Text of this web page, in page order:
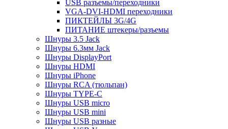
USB разъемы/переходники
VGA-DVI-HDMI переходники
ПИКТЕЙЛЫ 3G/4G
ПИТАНИЕ штекеры/разъемы
Шнуры 3.5 Jack
Шнуры 6.3мм Jack
Шнуры DisplayPort
Шнуры HDMI
Шнуры iPhone
Шнуры RCA (тюльпан)
Шнуры TYPE-C
Шнуры USB micro
Шнуры USB mini
Шнуры USB разные